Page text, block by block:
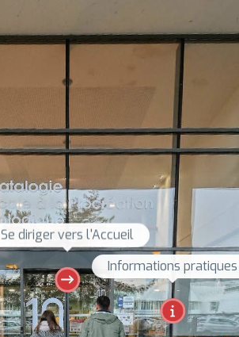
Informations pratiques
Se diriger vers l'Accueil